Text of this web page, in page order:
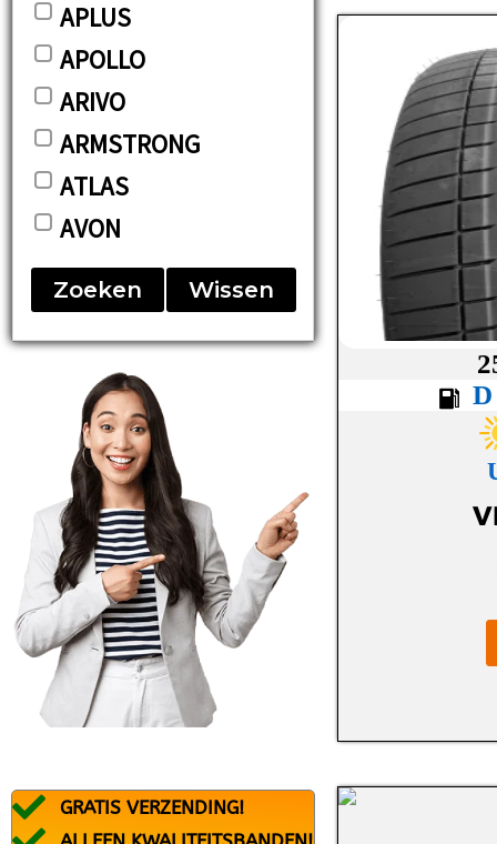
APLUS
APOLLO
ARIVO
ARMSTRONG
ATLAS
AVON
BARUM
BF-GOODRICH
BFGOODRICH
BLACK ARROW
BRIDGESTONE
CONTINENTAL
DEBICA
DUNLOP
DURATURN
FALKEN
FEDERAL
FIREMAX
FORTUNA
Zoeken Wissen
GRATIS VERZENDING!
D